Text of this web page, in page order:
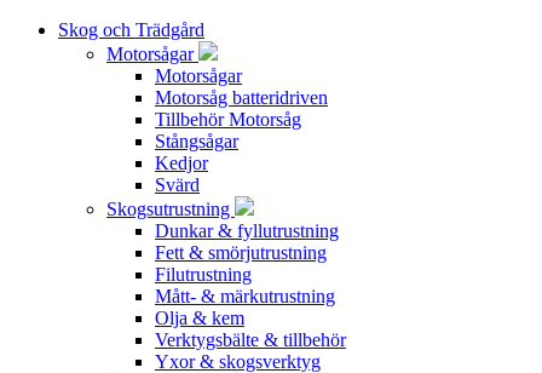
Skog och Trädgård
Motorsågar
Motorsågar
Motorsåg batteridriven
Tillbehör Motorsåg
Stångsågar
Kedjor
Svärd
Skogsutrustning
Dunkar & fyllutrustning
Fett & smörjutrustning
Filutrustning
Mått- & märkutrustning
Olja & kem
Verktygsbälte & tillbehör
Yxor & skogsverktyg